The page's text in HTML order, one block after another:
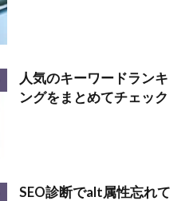
人気のキーワードランキ
ングをまとめてチェック
SEO診断でalt属性忘れて